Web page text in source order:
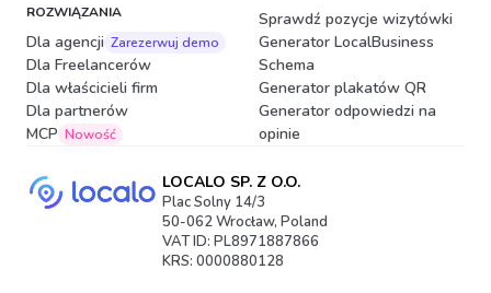
ROZWIĄZANIA
Dla agencji Zarezerwuj demo
Dla Freelancerów
Dla właścicieli firm
Dla partnerów
MCP Nowość
Sprawdź pozycje wizytówki
Generator LocalBusiness
Schema
Generator plakatów QR
Generator odpowiedzi na
opinie
LOCALO SP. Z O.O.
Plac Solny 14/3
50-062 Wrocław, Poland
VAT ID: PL8971887866
KRS: 0000880128